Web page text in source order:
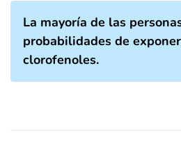
La mayoría de las
probabilidades de
clorofenoles.